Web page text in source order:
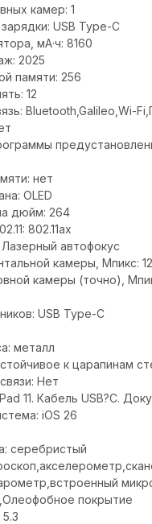
камер: 1
USB Type-C
мА·ч: 8160
2025
памяти: 256
12
Bluetooth,Galileo,Wi-
нет
OLED
дюйм: 264
802.11ax
автофокус
камеры, Мпикс: 12
камеры (точно),
USB Type-C
металл
к царапинам
Нет
11. Кабель USB?С.
iOS 26
серебристый
покрытие